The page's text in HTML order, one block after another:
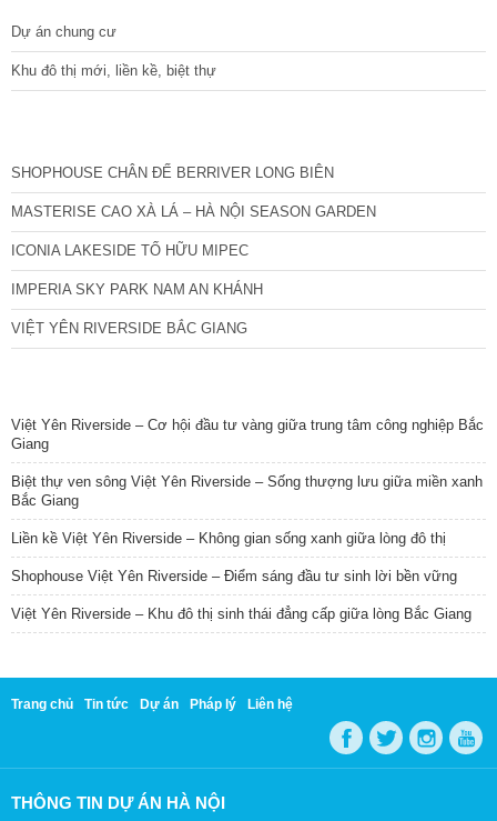
Dự án chung cư
Khu đô thị mới, liền kề, biệt thự
SHOPHOUSE CHÂN ĐẾ BERRIVER LONG BIÊN
MASTERISE CAO XÀ LÁ – HÀ NỘI SEASON GARDEN
ICONIA LAKESIDE TỐ HỮU MIPEC
IMPERIA SKY PARK NAM AN KHÁNH
VIỆT YÊN RIVERSIDE BẮC GIANG
Việt Yên Riverside – Cơ hội đầu tư vàng giữa trung tâm công nghiệp Bắc
Giang
Biệt thự ven sông Việt Yên Riverside – Sống thượng lưu giữa miền xanh
Bắc Giang
Liền kề Việt Yên Riverside – Không gian sống xanh giữa lòng đô thị
Shophouse Việt Yên Riverside – Điểm sáng đầu tư sinh lời bền vững
Việt Yên Riverside – Khu đô thị sinh thái đẳng cấp giữa lòng Bắc Giang
Trang chủ Tin tức Dự án Pháp lý Liên hệ
THÔNG TIN DỰ ÁN HÀ NỘI